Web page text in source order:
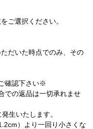
ご選択ください。
だいた時点でのみ、その
確認下さい※
での返品は一切承れませ
生いたします。
）より一回り小さくな